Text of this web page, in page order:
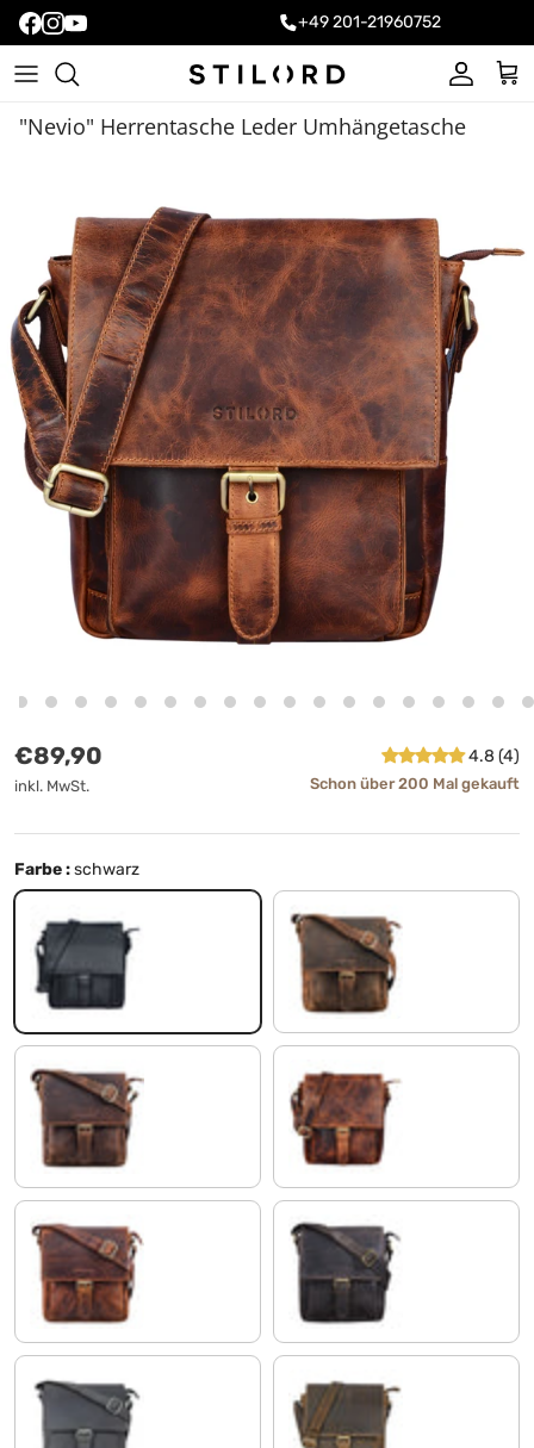
+49 201-21960752
Konto
"Nevio" Herrentasche Leder Umhängetasche
Normaler Preis
€89,90
inkl. MwSt.
4.8 (4)
Schon über 200 Mal gekauft
Farbe :schwarz
schwarz kreta - braun
soria - braun kara - cognac
sesto - cognac dunkel - braun
carbon - grau mittel - braun